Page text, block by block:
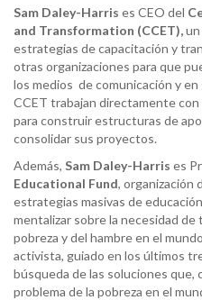
Sam Daley-Harris es CEO del
and Transformation (CCET),
estrategias de capacitación y
otras organizaciones para que
los medios de comunicación y
CCET trabajan directamente con
para construir estructuras de
consolidar sus proyectos.
Además, Sam Daley-Harris es
Educational Fund, organización
estrategias masivas de
mentalizar sobre la necesidad de
pobreza y del hambre en el
activista, guiado en los últimos
búsqueda de las soluciones que,
problema de la pobreza en el